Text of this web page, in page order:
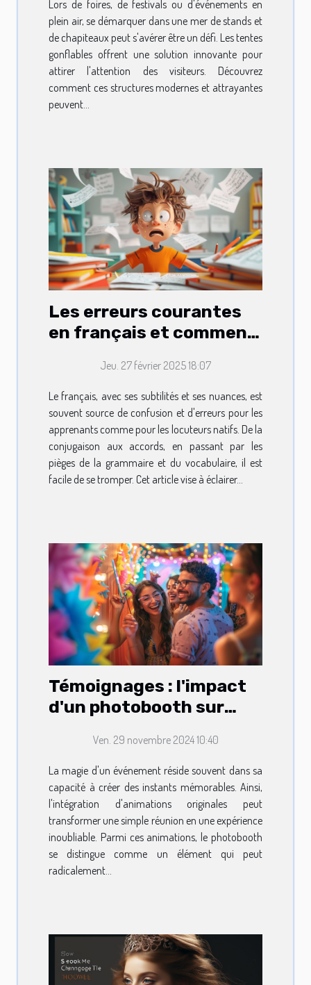
Lors de foires, de festivals ou d'événements en
plein air, se démarquer dans une mer de stands et
de chapiteaux peut s'avérer être un défi. Les tentes
gonflables offrent une solution innovante pour
attirer l'attention des visiteurs. Découvrez
comment ces structures modernes et attrayantes
peuvent...
Les erreurs courantes
en français et comment
Jeu. 27 février 2025 18:07
Le français, avec ses subtilités et ses nuances, est
souvent source de confusion et d'erreurs pour les
apprenants comme pour les locuteurs natifs. De la
conjugaison aux accords, en passant par les
pièges de la grammaire et du vocabulaire, il est
facile de se tromper. Cet article vise à éclairer...
Témoignages : l'impact
d'un photobooth sur
événements
Ven. 29 novembre 2024 10:40
La magie d'un événement réside souvent dans sa
capacité à créer des instants mémorables. Ainsi,
l'intégration d'animations originales peut
transformer une simple réunion en une expérience
inoubliable. Parmi ces animations, le photobooth
se distingue comme un élément qui peut
radicalement...